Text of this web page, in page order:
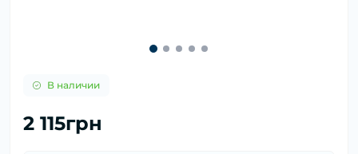
В наличии
2 115грн